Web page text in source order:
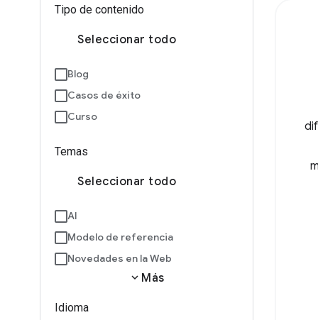
Tipo de contenido
Seleccionar todo
Blog
Casos de éxito
Curso
Temas
Seleccionar todo
AI
Modelo de referencia
Novedades en la Web
expand_more Más
Idioma